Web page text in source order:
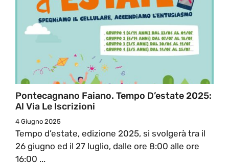
Pontecagnano Faiano. Tempo D’estate 2025:
Al Via Le Iscrizioni
4 Giugno 2025
Tempo d’estate, edizione 2025, si svolgerà tra il
26 giugno ed il 27 luglio, dalle ore 8:00 alle ore
16:00 ...